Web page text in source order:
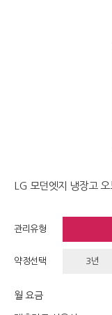
LG 모던엣지 냉장고
관리유형
약정선택 3년
월 요금